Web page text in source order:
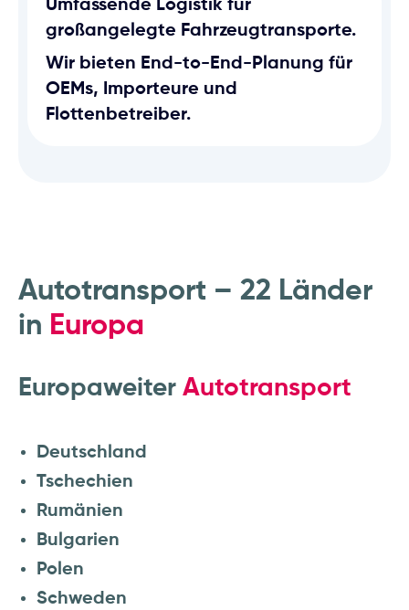
Umfassende Logistik für
großangelegte Fahrzeugtransporte.
Wir bieten End-to-End-Planung für
OEMs, Importeure und
Flottenbetreiber.
Autotransport – 22 Länder
in Europa
Europaweiter Autotransport
Deutschland
Tschechien
Rumänien
Bulgarien
Polen
Schweden